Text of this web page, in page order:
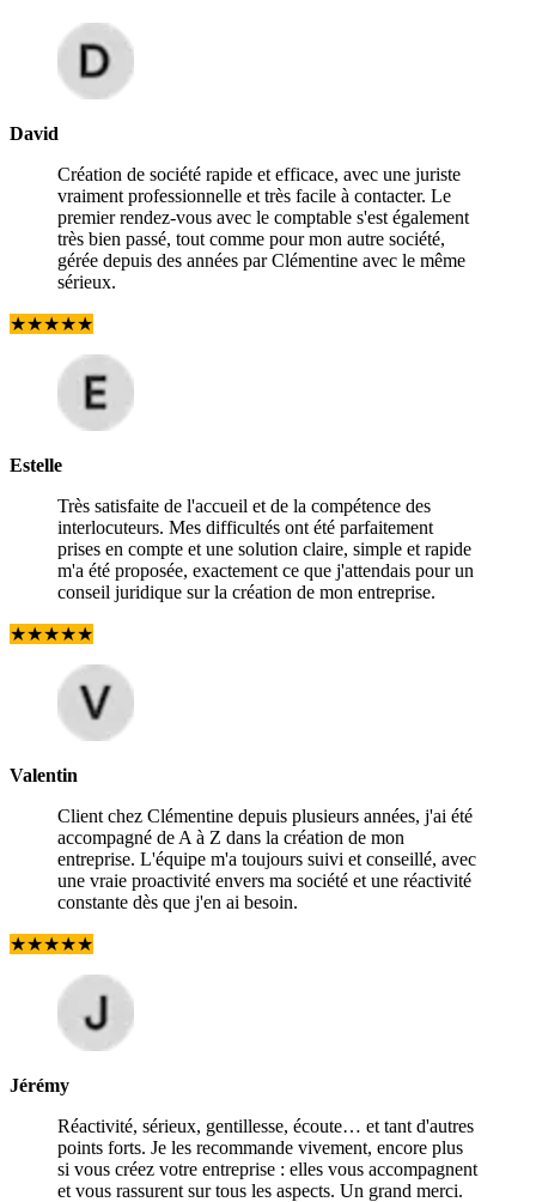
David
Création de société rapide et efficace, avec une juriste
vraiment professionnelle et très facile à contacter. Le
premier rendez-vous avec le comptable s'est également
très bien passé, tout comme pour mon autre société,
gérée depuis des années par Clémentine avec le même
sérieux.
★★★★★
Estelle
Très satisfaite de l'accueil et de la compétence des
interlocuteurs. Mes difficultés ont été parfaitement
prises en compte et une solution claire, simple et rapide
m'a été proposée, exactement ce que j'attendais pour un
conseil juridique sur la création de mon entreprise.
★★★★★
Valentin
Client chez Clémentine depuis plusieurs années, j'ai été
accompagné de A à Z dans la création de mon
entreprise. L'équipe m'a toujours suivi et conseillé, avec
une vraie proactivité envers ma société et une réactivité
constante dès que j'en ai besoin.
★★★★★
Jérémy
Réactivité, sérieux, gentillesse, écoute… et tant d'autres
points forts. Je les recommande vivement, encore plus
si vous créez votre entreprise : elles vous accompagnent
et vous rassurent sur tous les aspects. Un grand merci.